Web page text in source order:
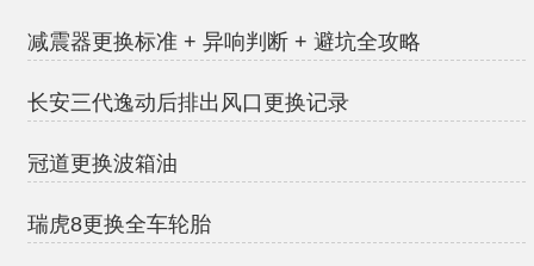
减震器更换标准 + 异响判断 + 避坑全攻略
长安三代逸动后排出风口更换记录
冠道更换波箱油
瑞虎8更换全车轮胎